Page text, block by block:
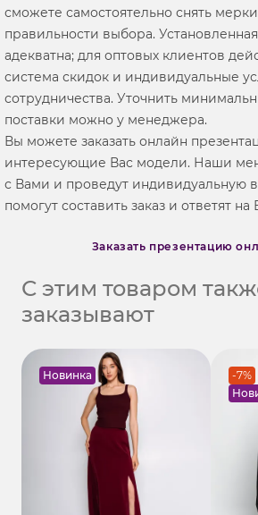
сможете самостоятельно снять
правильности выбора.
адекватна; для оптовых клиентов
система скидок и индивидуальные
сотрудничества. Уточнить
поставки можно у менеджера.
Вы можете заказать онлайн
интересующие Вас модели. Наши
с Вами и проведут индивидуальную
помогут составить заказ и ответят
Заказать презентацию
С этим товаром
заказывают
Новинка
-7%